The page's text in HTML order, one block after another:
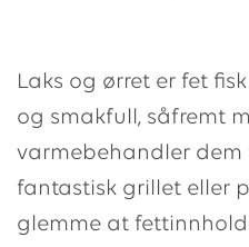
Laks og ørret er fet
og smakfull, såfremt
varmebehandler dem
fantastisk grillet eller
glemme at